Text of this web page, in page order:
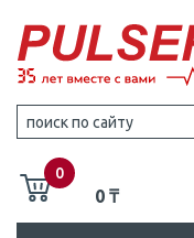
0
0 ₸